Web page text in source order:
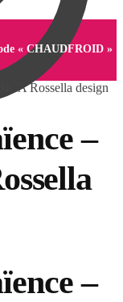
« CHAUDFROID »
Rossella design
–
–